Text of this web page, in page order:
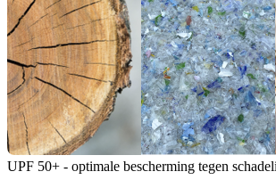
UPF 50+ - optimale bescherming tegen